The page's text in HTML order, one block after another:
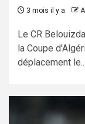
3 mois il y a
Le CR
la Coupe
déplacement le...